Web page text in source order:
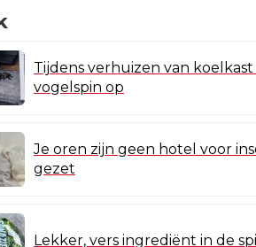
Tijdens verhuizen van
vogelspin op
Je oren zijn geen hotel voor
gezet
Lekker, vers ingrediënt in de